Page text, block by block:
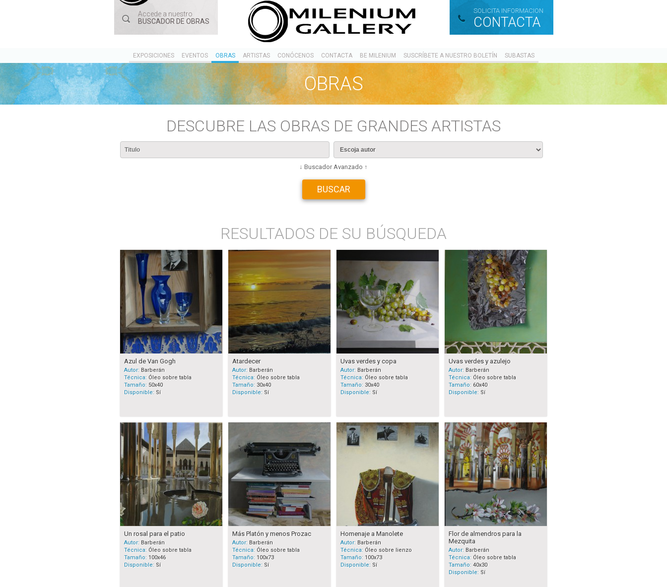
Accede a nuestro
BUSCADOR DE OBRAS
SOLICITA INFORMACION
CONTACTA
EXPOSICIONES EVENTOS OBRAS ARTISTAS CONÓCENOS CONTACTA BE MILENIUM SUSCRÍBETE A NUESTRO BOLETÍN SUBASTAS
OBRAS
DESCUBRE LAS OBRAS DE GRANDES ARTISTAS
↓ Buscador Avanzado ↑
RESULTADOS DE SU BÚSQUEDA
Azul de Van Gogh
Autor: Barberán
Técnica: Óleo sobre tabla
Tamaño: 50x40
Disponible: Sí
Atardecer
Autor: Barberán
Técnica: Óleo sobre tabla
Tamaño: 30x40
Disponible: Sí
Uvas verdes y copa
Autor: Barberán
Técnica: Óleo sobre tabla
Tamaño: 30x40
Disponible: Sí
Uvas verdes y azulejo
Autor: Barberán
Técnica: Óleo sobre tabla
Tamaño: 60x40
Disponible: Sí
Un rosal para el patio
Autor: Barberán
Técnica: Óleo sobre tabla
Tamaño: 100x46
Disponible: Sí
Más Platón y menos Prozac
Autor: Barberán
Técnica: Óleo sobre tabla
Tamaño: 100x73
Disponible: Sí
Homenaje a Manolete
Autor: Barberán
Técnica: Óleo sobre lienzo
Tamaño: 100x73
Disponible: Sí
Flor de almendros para la
Mezquita
Autor: Barberán
Técnica: Óleo sobre tabla
Tamaño: 40x30
Disponible: Sí